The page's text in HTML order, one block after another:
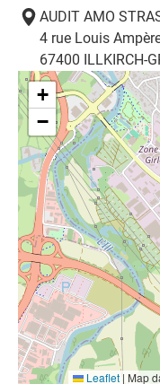
AUDIT AMO
4 rue Louis
67400 ILLKIRCH-
+
−
Leaflet | Map